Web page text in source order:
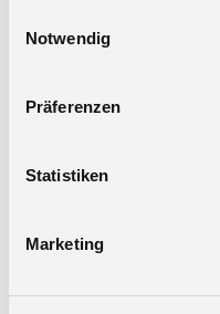
zu Sicherheits- und
Rechtsmittel einlegen
willigen Sie in die oben
widerrufen. Mehr
Notwendig
Präferenzen
Statistiken
Marketing